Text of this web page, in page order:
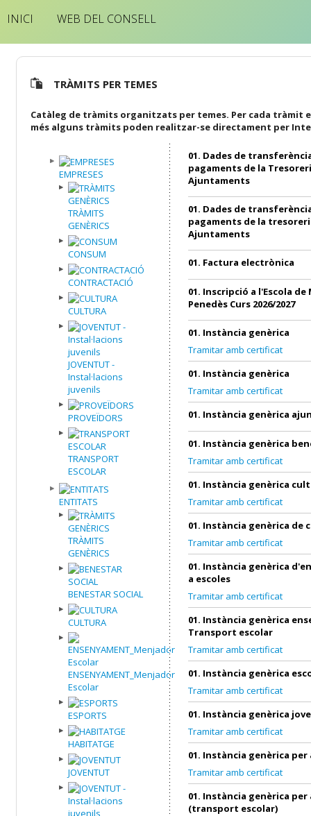
INICI WEB DEL CONSELL
TRÀMITS PER TEMES
Catàleg de tràmits organitzats per temes. Per cada tràmit
més alguns tràmits poden realitzar-se directament per
EMPRESES
TRÀMITS
GENÈRICS
CONSUM
CONTRACTACIÓ
CULTURA
JOVENTUT -
Instal·lacions
juvenils
PROVEÏDORS
TRANSPORT
ESCOLAR
ENTITATS
TRÀMITS
GENÈRICS
BENESTAR SOCIAL
CULTURA
ENSENYAMENT_Menjador
Escolar
ESPORTS
HABITATGE
JOVENTUT
01. Dades de
pagaments de la
Ajuntaments
01. Dades de
pagaments de la
Ajuntaments
01. Factura electrònica
01. Inscripció a l'Escola
Penedès Curs 2026/2027
01. Instància genèrica
Tramitar amb certificat
01. Instància genèrica
Tramitar amb certificat
01. Instància genèrica
01. Instància genèrica
Tramitar amb certificat
01. Instància genèrica
Tramitar amb certificat
01. Instància genèrica de
Tramitar amb certificat
01. Instància genèrica
a escoles
Tramitar amb certificat
01. Instància genèrica
Transport escolar
Tramitar amb certificat
01. Instància genèrica
Tramitar amb certificat
01. Instància genèrica
Tramitar amb certificat
01. Instància genèrica per
Tramitar amb certificat
01. Instància genèrica per
(transport escolar)